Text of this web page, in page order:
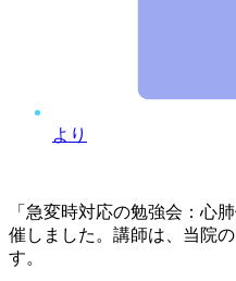
より
「急変時対応の勉強会：心
催しました。講師は、当院
す。